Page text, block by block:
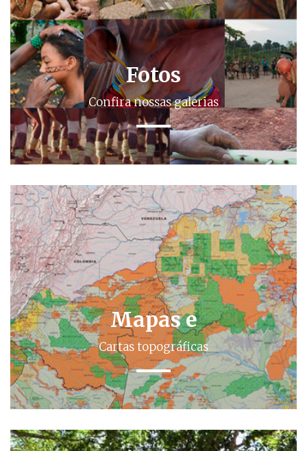
Fotos
Confira nossas galerias
Mapas e
Cartas topográficas